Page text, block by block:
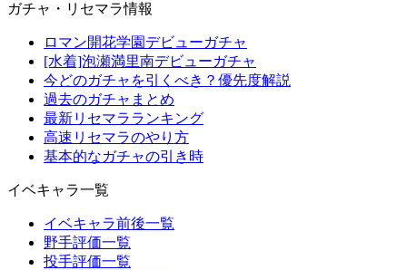
ガチャ・リセマラ情報
ロマン開花学園デビューガチャ
[水着]泡瀬満里南デビューガチャ
今どのガチャを引くべき？優先度解説
過去のガチャまとめ
最新リセマラランキング
高速リセマラのやり方
基本的なガチャの引き時
イベキャラ一覧
イベキャラ前後一覧
野手評価一覧
投手評価一覧